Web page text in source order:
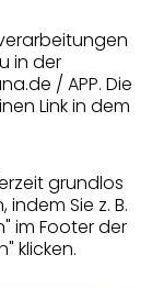
in der
/ APP. Die
Link in dem
grundlos
Sie z. B.
im Footer der
klicken.